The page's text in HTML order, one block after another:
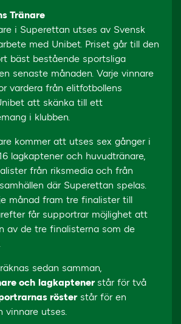
Tränare
i Superettan utses av Svensk
med Unibet. Priset går till den
bäst bestående sportsliga
senaste månaden. Varje vinnare
vardera från elitfotbollens
att skänka till ett
i klubben.
kommer att utses sex gånger i
lagkaptener och huvudtränare,
från riksmedia och från
där Superettan spelas.
månad fram tre finalister till
får supportrar möjlighet att
av de tre finalisterna som de
sedan samman,
och lagkaptener står för två
rösterstår för en
vinnare utses.